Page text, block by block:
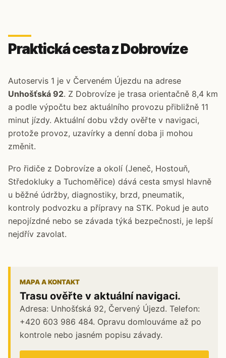
Praktická cesta z Dobrovíze
Autoservis 1 je v Červeném Újezdu na adrese
Unhošťská 92. Z Dobrovíze je trasa orientačně 8,4 km
a podle výpočtu bez aktuálního provozu přibližně 11
minut jízdy. Aktuální dobu vždy ověřte v navigaci,
protože provoz, uzavírky a denní doba ji mohou
změnit.
Pro řidiče z Dobrovíze a okolí (Jeneč, Hostouň,
Středokluky a Tuchoměřice) dává cesta smysl hlavně
u běžné údržby, diagnostiky, brzd, pneumatik,
kontroly podvozku a přípravy na STK. Pokud je auto
nepojízdné nebo se závada týká bezpečnosti, je lepší
nejdřív zavolat.
MAPA A KONTAKT
Trasu ověřte v aktuální navigaci.
Adresa: Unhošťská 92, Červený Újezd. Telefon:
+420 603 986 484. Opravu domlouváme až po
kontrole nebo jasném popisu závady.